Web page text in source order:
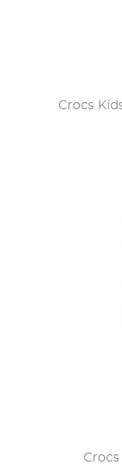
Crocs